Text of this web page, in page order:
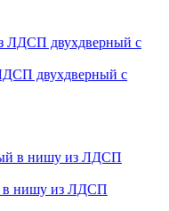
двухдверный с
в нишу из ЛДСП